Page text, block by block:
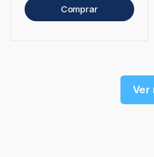
Comprar
Ver